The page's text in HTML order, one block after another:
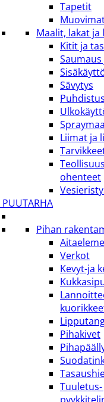
Tapetit
Maalit, lakat ja
Kitit ja
Sävytys
Liimat ja
ohenteet
PUUTARHA
Pihan
Verkot
Kevyt-ja
Pihakivet
Tuuletus-